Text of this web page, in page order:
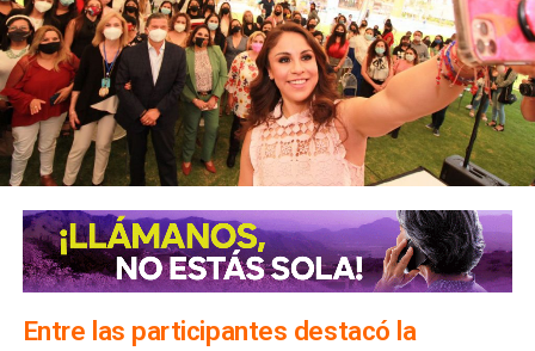
Entre las participantes destacó la